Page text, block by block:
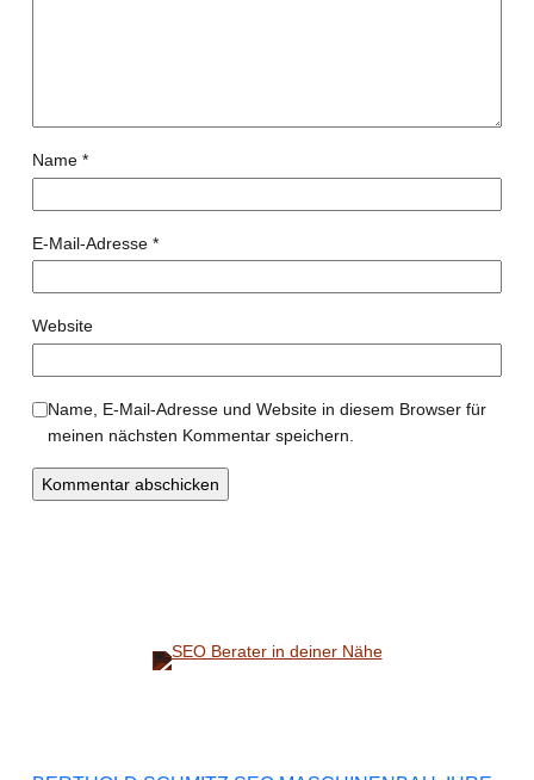
Name *
E-Mail-Adresse *
Website
Name, E-Mail-Adresse und Website in diesem Browser für
meinen nächsten Kommentar speichern.